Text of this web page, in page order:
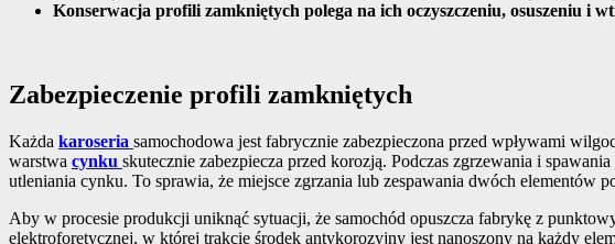
Konserwacja profili zamkniętych polega na ich oczyszczeniu, osuszeniu i
Zabezpieczenie profili zamkniętych
Każda karoseria samochodowa jest fabrycznie zabezpieczona przed wpływami
warstwa cynku skutecznie zabezpiecza przed korozją. Podczas zgrzewania i
utleniania cynku. To sprawia, że miejsce zgrzania lub zespawania dwóch elementów
Aby w procesie produkcji uniknąć sytuacji, że samochód opuszcza fabrykę z
elektroforetycznej, w której trakcie środek antykorozyjny jest nanoszony na każdy